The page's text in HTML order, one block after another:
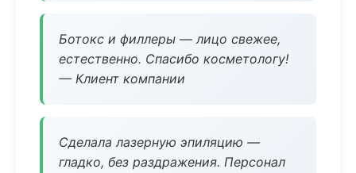
Ботокс и филлеры — лицо свежее,
естественно. Спасибо косметологу!
— Клиент компании
Сделала лазерную эпиляцию —
гладко, без раздражения. Персонал